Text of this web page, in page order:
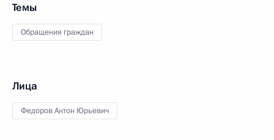
Темы
Обращения граждан
Лица
Федоров Антон Юрьевич